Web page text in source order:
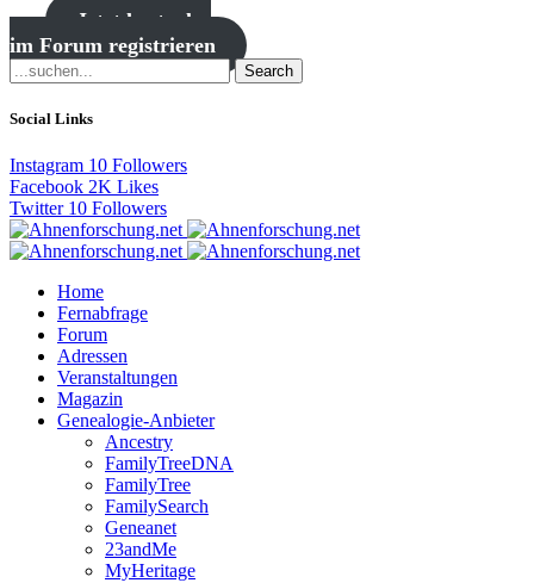
Jetzt kostenlos
im Forum registrieren
Search
Social Links
Instagram 10 Followers
Facebook 2K Likes
Twitter 10 Followers
Home
Fernabfrage
Forum
Adressen
Veranstaltungen
Magazin
Genealogie-Anbieter
Ancestry
FamilyTreeDNA
FamilyTree
FamilySearch
Geneanet
23andMe
MyHeritage